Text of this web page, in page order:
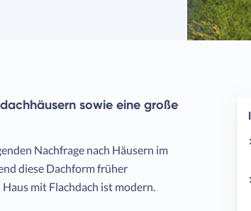
sowie eine große
Nachfrage nach Häusern im
diese Dachform früher
mit Flachdach ist modern.